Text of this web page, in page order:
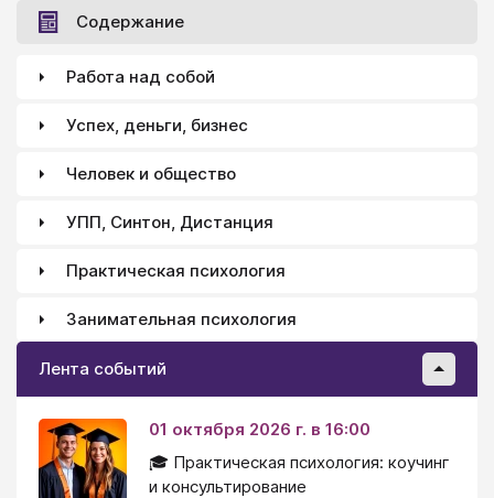
вдруг ее получить себе, в свою жизнь, но редко кто
готов учиться любить, мало кто готов вкладываться
любовью.
Содержание
Работа над собой
Успех, деньги, бизнес
Человек и общество
УПП, Синтон, Дистанция
Практическая психология
Занимательная психология
Лента событий
01 октября 2026 г. в 16:00
🎓 Практическая психология: коучинг
и консультирование